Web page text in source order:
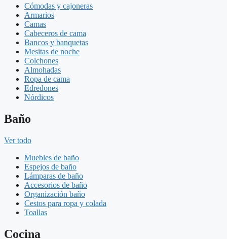
Cómodas y cajoneras
Armarios
Camas
Cabeceros de cama
Bancos y banquetas
Mesitas de noche
Colchones
Almohadas
Ropa de cama
Edredones
Nórdicos
Baño
Ver todo
Muebles de baño
Espejos de baño
Lámparas de baño
Accesorios de baño
Organización baño
Cestos para ropa y colada
Toallas
Cocina